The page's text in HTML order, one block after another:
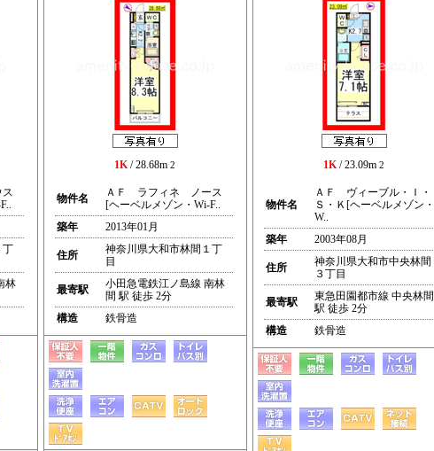
丁
林
1K/ 28.68m 2
物件名
ＡＦ ラフィネ ノース
[ヘーベルメゾン・Wi-F..
築年
2013年01月
住所
神奈川県大和市林間１丁
目
最寄駅
小田急電鉄江ノ島線 南林
間 駅 徒歩 2分
構造
鉄骨造
1K/ 23.09m 2
物件名
ＡＦ ヴィーブル・Ｉ・
Ｓ・Ｋ[ヘーベルメゾン・
W..
築年
2003年08月
住所
神奈川県大和市中央林間
３丁目
最寄駅
東急田園都市線 中央林間
駅 徒歩 2分
構造
鉄骨造